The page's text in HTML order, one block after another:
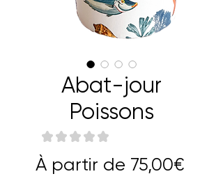
Abat-jour
Poissons
★ ★ ★ ★ ★
À partir de 75,00€Prix